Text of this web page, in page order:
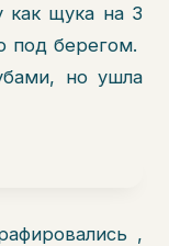
как щука на 3
под берегом.
но ушла
,